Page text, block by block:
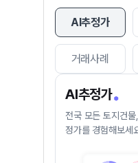
AI추정가
거래사례
AI추정가
전국 모든 토지건
정가를 경험해보세